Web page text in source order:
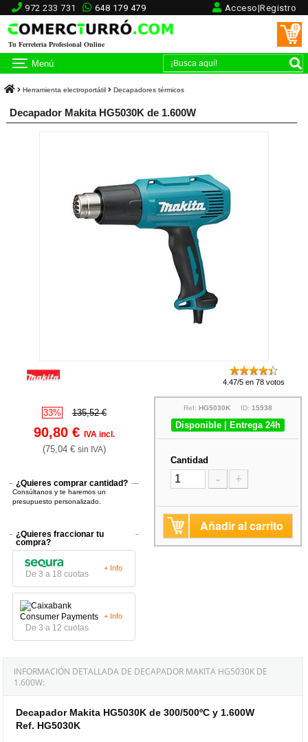
972 233 731 648 179 479 Acceso|Registro
Tu Ferretería Profesional Online
0
Menú
Herramienta electroportátil Decapadores térmicos
Decapador Makita HG5030K de 1.600W
4.47/5 en 78 votos
33% 135,52 €
90,80 € IVA incl.
(75,04 € sin IVA)
¿Quieres comprar cantidad?
Consúltanos y te haremos un
presupuesto personalizado.
¿Quieres fraccionar tu
compra?
De 3 a 18 cuotas
+ Info
De 3 a 12 cuotas
+ Info
Ref: HG5030KID: 15938
Disponible | Entrega 24h
Cantidad
- +
Añadir al carrito
INFORMACIÓN DETALLADA DE DECAPADOR MAKITA HG5030K DE
1.600W:
Decapador Makita HG5030K de 300/500ºC y 1.600W
Ref. HG5030K